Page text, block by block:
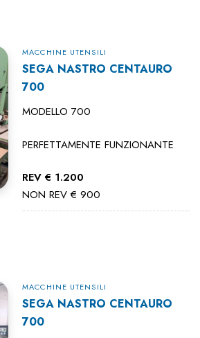
MACCHINE UTENSILI
SEGA NASTRO CENTAURO
700
MODELLO 700
PERFETTAMENTE FUNZIONANTE
REV € 1.200
NON REV € 900
MACCHINE UTENSILI
SEGA NASTRO CENTAURO
700